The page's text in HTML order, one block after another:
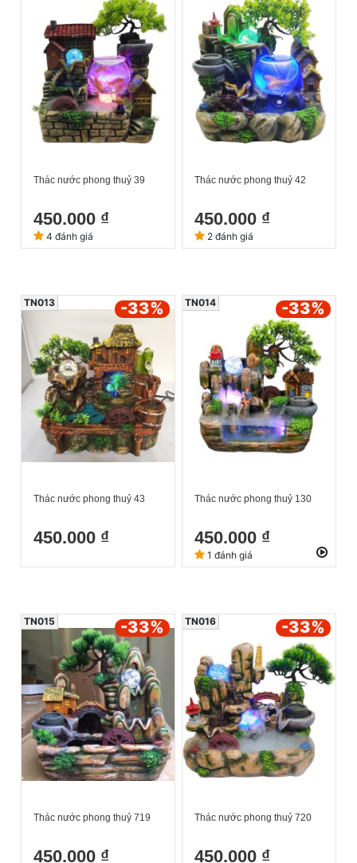
Thác nước phong thuỷ 39
450.000 ₫
4 đánh giá
Thác nước phong thuỷ 42
450.000 ₫
2 đánh giá
Thác nước phong thuỷ 43
450.000 ₫
TN013 -33%
Thác nước phong thuỷ 130
450.000 ₫
TN014 -33%
1 đánh giá
Thác nước phong thuỷ 719
450.000 ₫
TN015 -33%
Thác nước phong thuỷ 720
450.000 ₫
TN016 -33%